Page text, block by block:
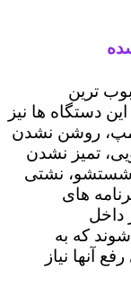
ترین
دستگاه ها نیز
روشن نشدن
تمیز نشدن
شستشو، نشتی
های
داخل
که به
آنها نیاز